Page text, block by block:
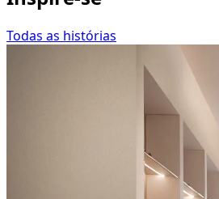
Todas as histórias